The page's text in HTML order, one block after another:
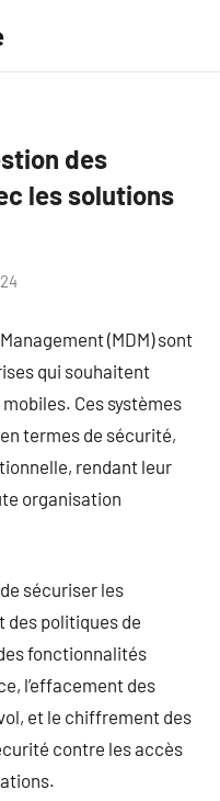
des
les solutions
(MDM) sont
qui souhaitent
Ces systèmes
termes de sécurité,
rendant leur
organisation
sécuriser les
des politiques de
fonctionnalités
l’effacement des
et le chiffrement des
contre les accès